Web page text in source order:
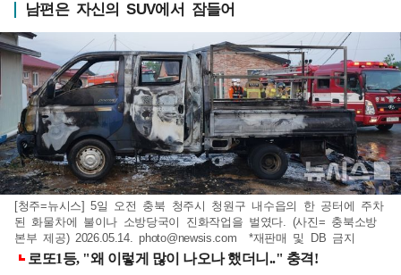
남편은 자신의 SUV에서 잠들어
[청주=뉴시스] 5일 오전 충북 청주시 청원구 내수읍의 한 공터에 주차
된 화물차에 불이나 소방당국이 진화작업을 벌였다. (사진= 충북소방
본부 제공) 2026.05.14.photo@newsis.com *재판매 및 DB 금지